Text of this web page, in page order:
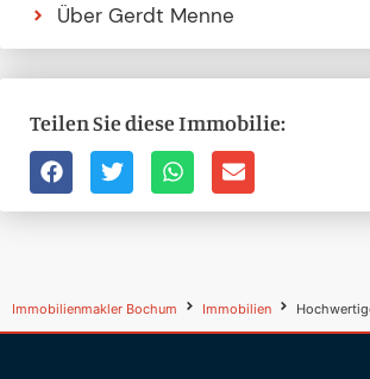
Über Gerdt Menne
Teilen Sie diese Immobilie:
Immobilienmakler Bochum Immobilien